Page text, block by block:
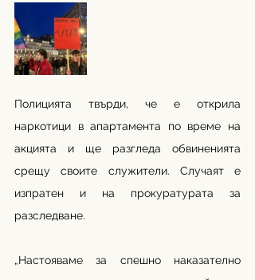
Полицията твърди, че е открила
наркотици в апартамента по време на
акцията и ще разгледа обвиненията
срещу своите служители. Случаят е
изпратен и на прокуратурата за
разследване.
„Настояваме за спешно наказателно